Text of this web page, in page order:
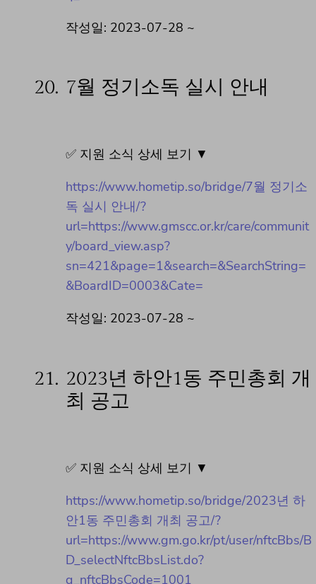
작성일: 2023-07-28 ~
20. 7월 정기소독 실시 안내
✅ 지원 소식 상세 보기 ▼
https://www.hometip.so/bridge/7월 정기소
독 실시 안내/?
url=https://www.gmscc.or.kr/care/communit
y/board_view.asp?
sn=421&page=1&search=&SearchString=
&BoardID=0003&Cate=
작성일: 2023-07-28 ~
21. 2023년 하안1동 주민총회 개
최 공고
✅ 지원 소식 상세 보기 ▼
https://www.hometip.so/bridge/2023년 하
안1동 주민총회 개최 공고/?
url=https://www.gm.go.kr/pt/user/nftcBbs/B
D_selectNftcBbsList.do?
q_nftcBbsCode=1001